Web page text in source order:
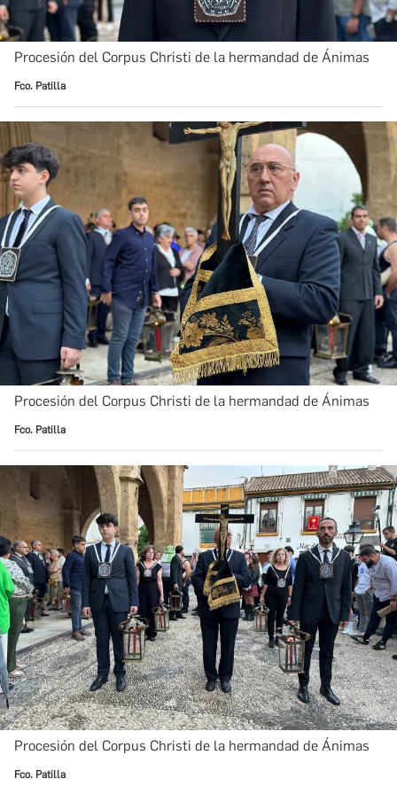
Procesión del Corpus Christi de la hermandad de Ánimas
Fco. Patilla
Procesión del Corpus Christi de la hermandad de Ánimas
Fco. Patilla
Procesión del Corpus Christi de la hermandad de Ánimas
Fco. Patilla